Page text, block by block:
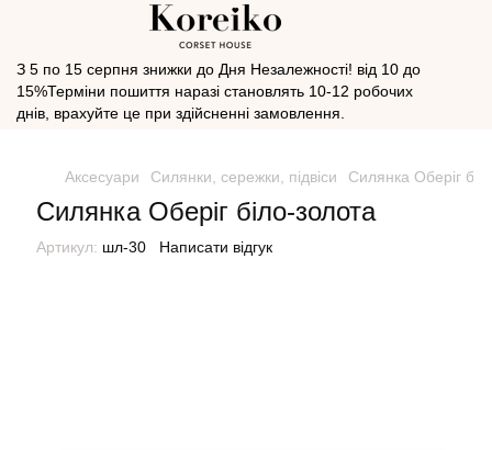
З 5 по 15 серпня знижки до Дня Незалежності! від 10 до
15%Терміни пошиття наразі становлять 10-12 робочих
днів, врахуйте це при здійсненні замовлення.
Аксесуари Силянки, сережки, підвіси Силянка Оберіг
Силянка Оберіг біло-золота
Артикул: шл-30 Написати відгук